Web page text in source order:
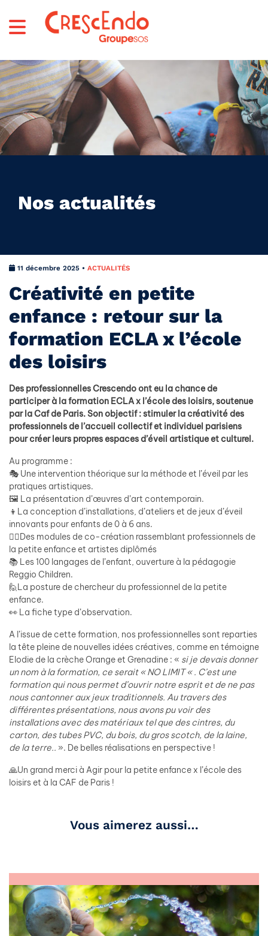
Nos actualités
11 décembre 2025 • ACTUALITÉS
Créativité en petite
enfance : retour sur la
formation ECLA x l’école
des loisirs
Des professionnelles Crescendo ont eu la chance de
participer à la formation ECLA x l’école des loisirs, soutenue
par la Caf de Paris. Son objectif : stimuler la créativité des
professionnels de l’accueil collectif et individuel parisiens
pour créer leurs propres espaces d’éveil artistique et culturel.
Au programme :
🎭 Une intervention théorique sur la méthode et l’éveil par les
pratiques artistiques.
🖼️ La présentation d’œuvres d’art contemporain.
👦La conception d’installations, d’ateliers et de jeux d’éveil
innovants pour enfants de 0 à 6 ans.
👯‍♂️Des modules de co-création rassemblant professionnels de
la petite enfance et artistes diplômés
📚 Les 100 langages de l’enfant, ouverture à la pédagogie
Reggio Children.
🙋La posture de chercheur du professionnel de la petite
enfance.
👀 La fiche type d’observation.
A l’issue de cette formation, nos professionnelles sont reparties
la tête pleine de nouvelles idées créatives, comme en témoigne
Elodie de la crèche Orange et Grenadine : « si je devais donner
un nom à la formation, ce serait « NO LIMIT « . C’est une
formation qui nous permet d’ouvrir notre esprit et de ne pas
nous cantonner aux jeux traditionnels. Au travers des
différentes présentations, nous avons pu voir des
installations avec des matériaux tel que des cintres, du
carton, des tubes PVC, du bois, du gros scotch, de la laine,
de la terre.. ». De belles réalisations en perspective !
🙏Un grand merci à Agir pour la petite enfance x l’école des
loisirs et à la CAF de Paris !
Vous aimerez aussi…